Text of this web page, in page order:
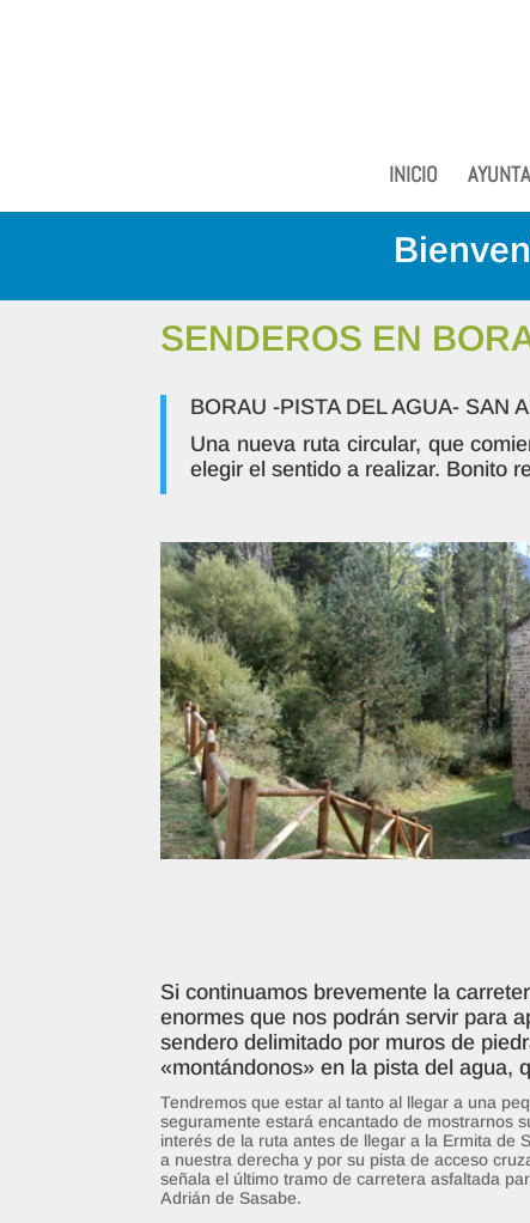
INICIO
SENDEROS EN
BORAU -PISTA DEL AGUA- SAN
Una nueva ruta circular, que
elegir el sentido a realizar. Bonito
Si continuamos brevemente la
enormes que nos podrán servir para
sendero delimitado por muros de
«montándonos» en la pista del agua,
Tendremos que estar al tanto al llegar a una
seguramente estará encantado de mostrarnos
interés de la ruta antes de llegar a la Ermita de
a nuestra derecha y por su pista de acceso
señala el último tramo de carretera asfaltada
Adrián de Sasabe.